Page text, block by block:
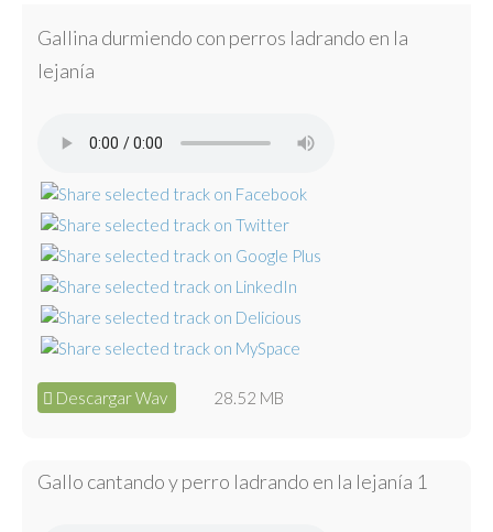
Gallina durmiendo con perros ladrando en la
lejanía
Descargar Wav 28.52 MB
Gallo cantando y perro ladrando en la lejanía 1